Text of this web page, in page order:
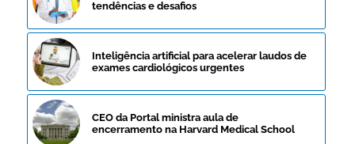
tendências e desafios
Inteligência artificial para acelerar laudos de
exames cardiológicos urgentes
CEO da Portal ministra aula de
encerramento na Harvard Medical School